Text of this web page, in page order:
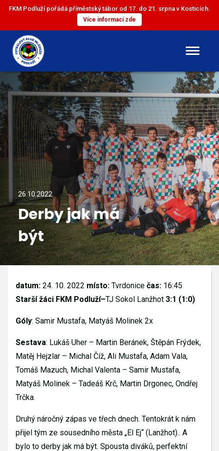
FKM Podluží pořádá příměstský tábor od 17. do 21. srpna v Kosticích.
Více informací zde
DOROST
ST. ŽÁCI
ML. ŽÁCI
ST. PŘÍPRAVKA
ML. PŘÍPRAVKA
MINI
GALERIE
26.10.2022
Derby jak má
být
datum: 24. 10. 2022 místo: Tvrdonice čas: 16:45
Starší žáci FKM Podluží–TJ Sokol Lanžhot 3:1 (1:0)
Góly: Samir Mustafa, Matyáš Molinek 2x
Sestava: Lukáš Uher – Martin Beránek, Štěpán Frýdek,
Matěj Hejzlar – Michal Číž, Ali Mustafa, Adam Vala,
Tomáš Mazuch, Michal Valenta – Samir Mustafa,
Matyáš Molinek – Tadeáš Krč, Martin Drgonec, Ondřej
Trčka.
Druhý náročný zápas ve třech dnech. Tentokrát k nám
přijel tým ze sousedního města „El Ej“ (Lanžhot).. A
bylo to derby jak má být. Spousta diváků, perfektní